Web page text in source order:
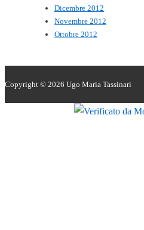
Dicembre 2012
Novembre 2012
Ottobre 2012
Copyright © 2026 Ugo Maria Tassinari